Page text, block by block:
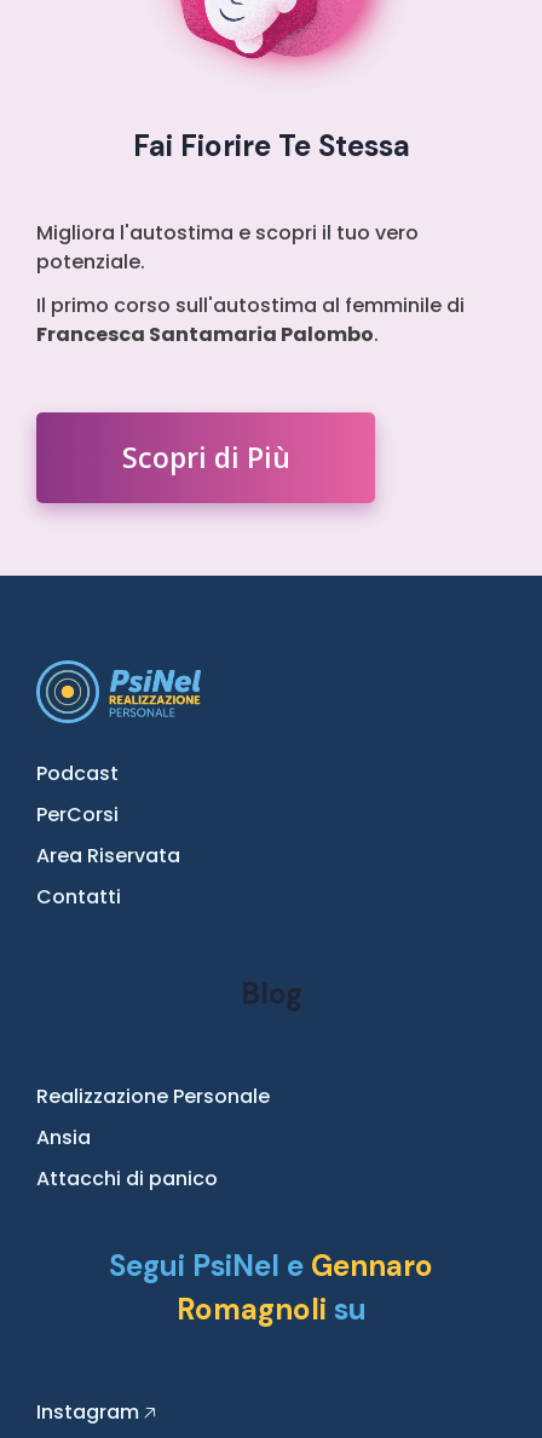
Fai Fiorire Te Stessa
Migliora l'autostima e scopri il tuo vero
potenziale.
Il primo corso sull'autostima al femminile di
Francesca Santamaria Palombo.
Scopri di Più
Podcast
PerCorsi
Area Riservata
Contatti
Blog
Realizzazione Personale
Ansia
Attacchi di panico
Segui PsiNel e Gennaro
Romagnoli su
Instagram🡥